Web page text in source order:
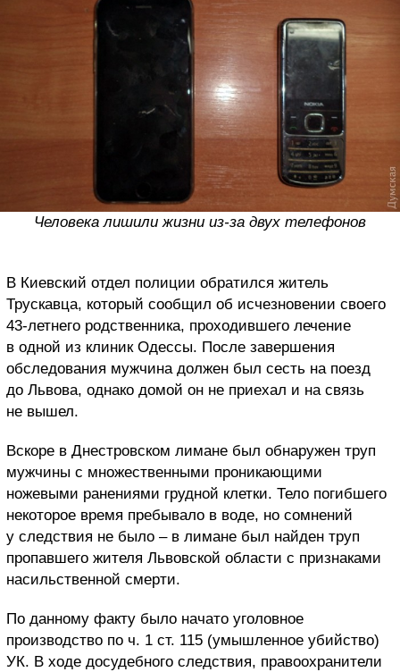
Человека лишили жизни из-за двух телефонов
В Киевский отдел полиции обратился житель
Трускавца, который сообщил об исчезновении своего
43-летнего родственника, проходившего лечение
в одной из клиник Одессы. После завершения
обследования мужчина должен был сесть на поезд
до Львова, однако домой он не приехал и на связь
не вышел.
Вскоре в Днестровском лимане был обнаружен труп
мужчины с множественными проникающими
ножевыми ранениями грудной клетки. Тело погибшего
некоторое время пребывало в воде, но сомнений
у следствия не было – в лимане был найден труп
пропавшего жителя Львовской области с признаками
насильственной смерти.
По данному факту было начато уголовное
производство по ч. 1 ст. 115 (умышленное убийство)
УК. В ходе досудебного следствия, правоохранители